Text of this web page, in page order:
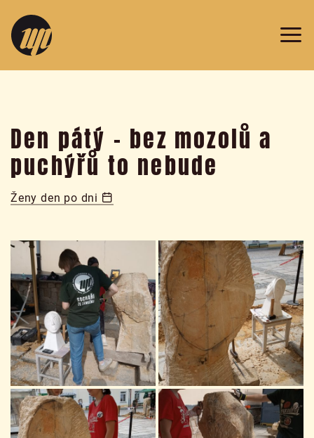
v
Den pátý – bez mozolů a
puchýřů to nebude
Ženy den po dni